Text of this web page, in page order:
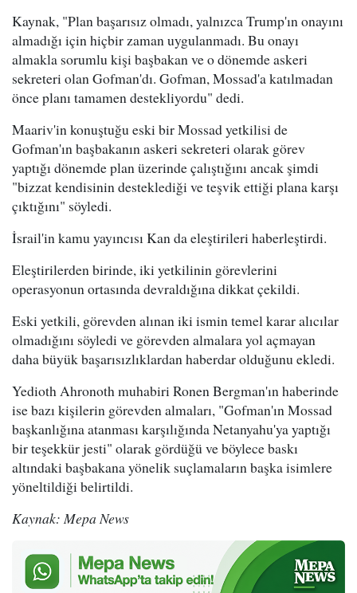
Kaynak, "Plan başarısız olmadı, yalnızca Trump'ın onayını
almadığı için hiçbir zaman uygulanmadı. Bu onayı
almakla sorumlu kişi başbakan ve o dönemde askeri
sekreteri olan Gofman'dı. Gofman, Mossad'a katılmadan
önce planı tamamen destekliyordu" dedi.
Maariv'in konuştuğu eski bir Mossad yetkilisi de
Gofman'ın başbakanın askeri sekreteri olarak görev
yaptığı dönemde plan üzerinde çalıştığını ancak şimdi
"bizzat kendisinin desteklediği ve teşvik ettiği plana karşı
çıktığını" söyledi.
İsrail'in kamu yayıncısı Kan da eleştirileri haberleştirdi.
Eleştirilerden birinde, iki yetkilinin görevlerini
operasyonun ortasında devraldığına dikkat çekildi.
Eski yetkili, görevden alınan iki ismin temel karar alıcılar
olmadığını söyledi ve görevden almalara yol açmayan
daha büyük başarısızlıklardan haberdar olduğunu ekledi.
Yedioth Ahronoth muhabiri Ronen Bergman'ın haberinde
ise bazı kişilerin görevden almaları, "Gofman'ın Mossad
başkanlığına atanması karşılığında Netanyahu'ya yaptığı
bir teşekkür jesti" olarak gördüğü ve böylece baskı
altındaki başbakana yönelik suçlamaların başka isimlere
yöneltildiği belirtildi.
Kaynak: Mepa News